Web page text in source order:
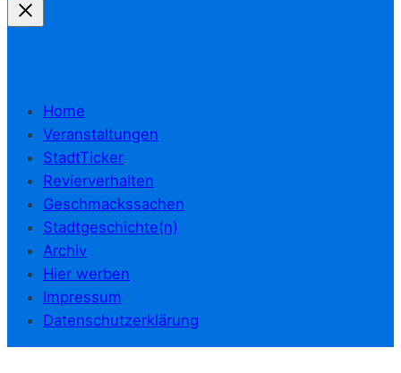
Home
Veranstaltungen
StadtTicker
Revierverhalten
Geschmackssachen
Stadtgeschichte(n)
Archiv
Hier werben
Impressum
Datenschutzerklärung